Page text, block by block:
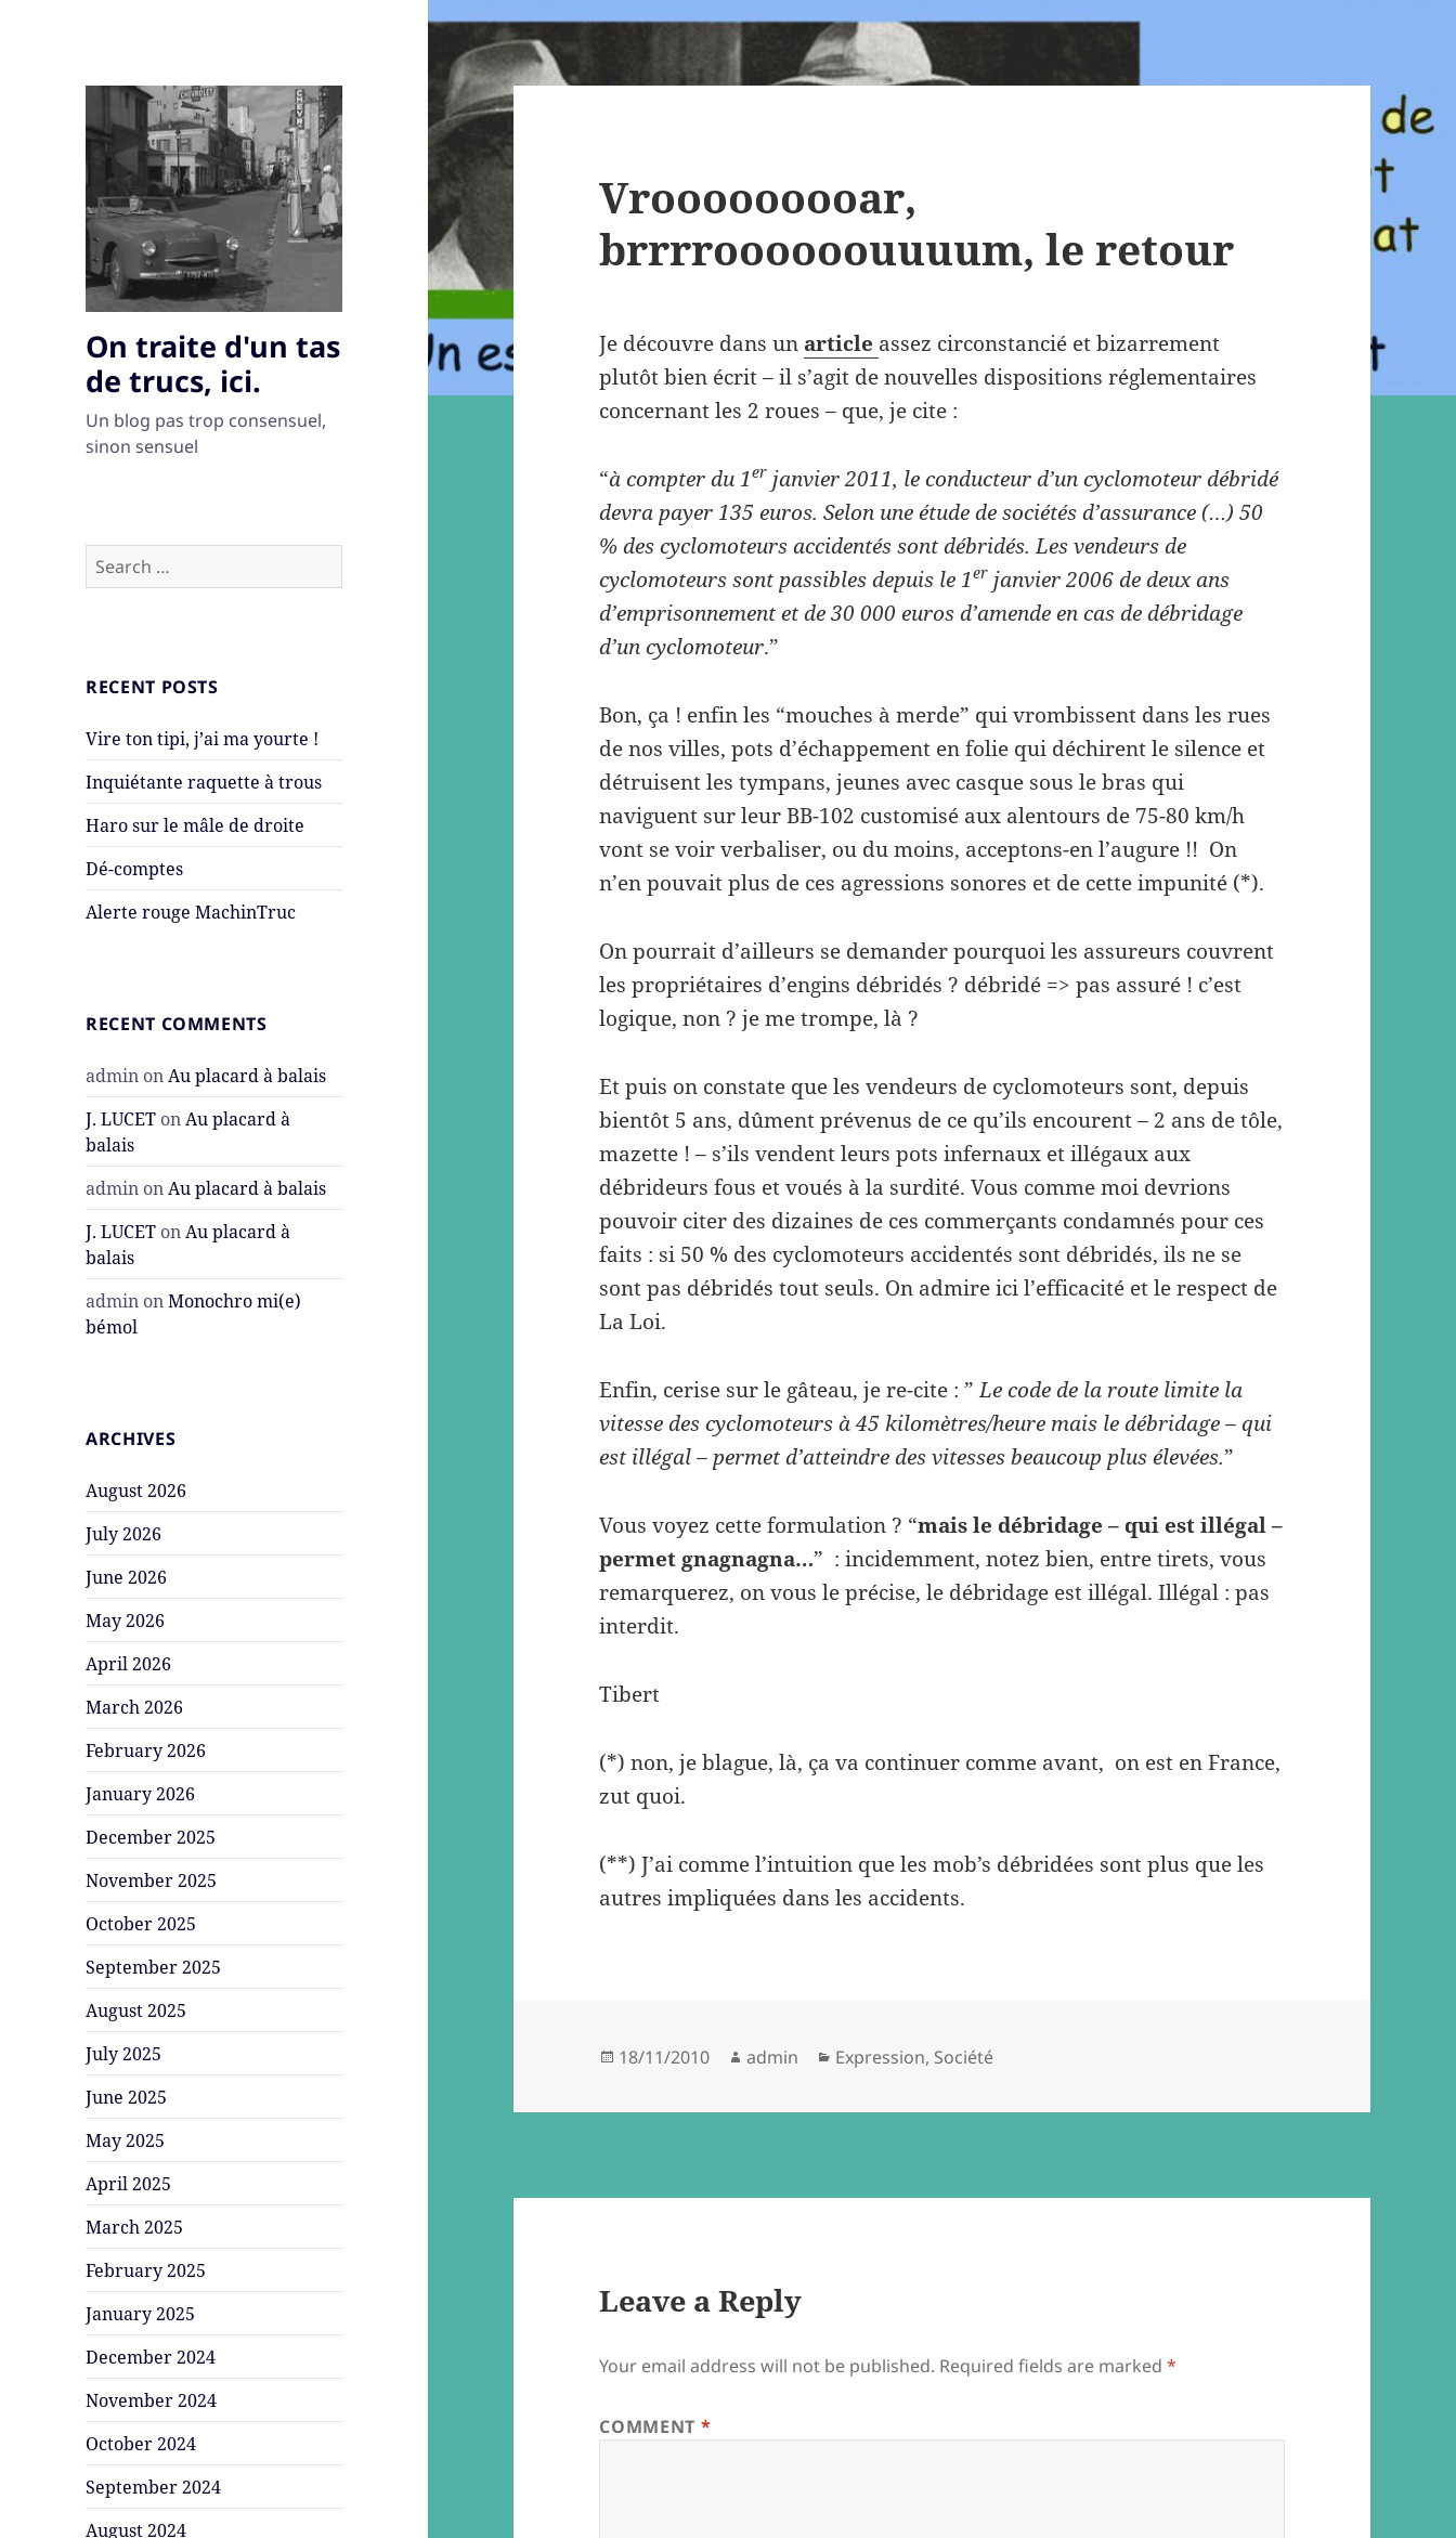
On traite d'un tas
de trucs, ici.
Un blog pas trop consensuel,
sinon sensuel
Search
for:
RECENT POSTS
Vire ton tipi, j’ai ma yourte !
Inquiétante raquette à trous
Haro sur le mâle de droite
Dé-comptes
Alerte rouge MachinTruc
RECENT COMMENTS
admin onAu placard à balais
J. LUCET onAu placard à
balais
admin onAu placard à balais
J. LUCET onAu placard à
balais
admin onMonochro mi(e)
bémol
ARCHIVES
August 2026
July 2026
June 2026
May 2026
April 2026
March 2026
February 2026
January 2026
December 2025
November 2025
October 2025
September 2025
August 2025
July 2025
June 2025
May 2025
April 2025
March 2025
February 2025
January 2025
December 2024
November 2024
October 2024
September 2024
August 2024
Vrooooooooar,
brrrroooooouuuum, le retour
Je découvre dans un article assez circonstancié et bizarrement
plutôt bien écrit – il s’agit de nouvelles dispositions réglementaires
concernant les 2 roues – que, je cite :
“à compter du 1er janvier 2011, le conducteur d’un cyclomoteur débridé
devra payer 135 euros. Selon une étude de sociétés d’assurance (…) 50
% des cyclomoteurs accidentés sont débridés. Les vendeurs de
cyclomoteurs sont passibles depuis le 1er janvier 2006 de deux ans
d’emprisonnement et de 30 000 euros d’amende en cas de débridage
d’un cyclomoteur.”
Bon, ça ! enfin les “mouches à merde” qui vrombissent dans les rues
de nos villes, pots d’échappement en folie qui déchirent le silence et
détruisent les tympans, jeunes avec casque sous le bras qui
naviguent sur leur BB-102 customisé aux alentours de 75-80 km/h
vont se voir verbaliser, ou du moins, acceptons-en l’augure !! On
n’en pouvait plus de ces agressions sonores et de cette impunité (*).
On pourrait d’ailleurs se demander pourquoi les assureurs couvrent
les propriétaires d’engins débridés ? débridé => pas assuré ! c’est
logique, non ? je me trompe, là ?
Et puis on constate que les vendeurs de cyclomoteurs sont, depuis
bientôt 5 ans, dûment prévenus de ce qu’ils encourent – 2 ans de tôle,
mazette ! – s’ils vendent leurs pots infernaux et illégaux aux
débrideurs fous et voués à la surdité. Vous comme moi devrions
pouvoir citer des dizaines de ces commerçants condamnés pour ces
faits : si 50 % des cyclomoteurs accidentés sont débridés, ils ne se
sont pas débridés tout seuls. On admire ici l’efficacité et le respect de
La Loi.
Enfin, cerise sur le gâteau, je re-cite : ”Le code de la route limite la
vitesse des cyclomoteurs à 45 kilomètres/heure mais le débridage – qui
est illégal – permet d’atteindre des vitesses beaucoup plus élevées.”
Vous voyez cette formulation ? “mais le débridage – qui est illégal –
permet gnagnagna…” : incidemment, notez bien, entre tirets, vous
remarquerez, on vous le précise, le débridage est illégal. Illégal : pas
interdit.
Tibert
(*) non, je blague, là, ça va continuer comme avant, on est en France,
zut quoi.
(**) J’ai comme l’intuition que les mob’s débridées sont plus que les
autres impliquées dans les accidents.
Posted
18/11/2010 Author
admin Categories
Expression, Société
Leave a Reply
Your email address will not be published. Required fields are marked*
COMMENT *